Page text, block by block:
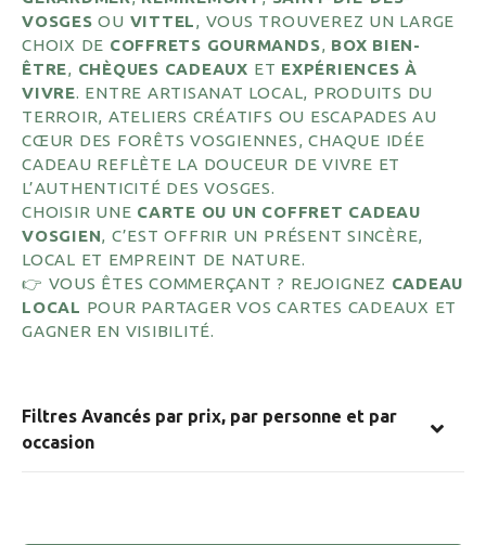
VOSGES OU VITTEL, VOUS TROUVEREZ UN LARGE
CHOIX DE COFFRETS GOURMANDS, BOX BIEN-
ÊTRE, CHÈQUES CADEAUX ET EXPÉRIENCES À
VIVRE. ENTRE ARTISANAT LOCAL, PRODUITS DU
TERROIR, ATELIERS CRÉATIFS OU ESCAPADES AU
CŒUR DES FORÊTS VOSGIENNES, CHAQUE IDÉE
CADEAU REFLÈTE LA DOUCEUR DE VIVRE ET
L’AUTHENTICITÉ DES VOSGES.
CHOISIR UNE CARTE OU UN COFFRET CADEAU
VOSGIEN, C’EST OFFRIR UN PRÉSENT SINCÈRE,
LOCAL ET EMPREINT DE NATURE.
👉 VOUS ÊTES COMMERÇANT ? REJOIGNEZ CADEAU
LOCAL POUR PARTAGER VOS CARTES CADEAUX ET
GAGNER EN VISIBILITÉ.
Filtres Avancés par prix, par personne et par
occasion